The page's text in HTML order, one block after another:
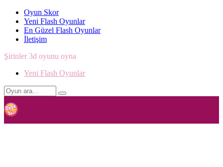
Oyun Skor
Yeni Flash Oyunlar
En Güzel Flash Oyunlar
İletişim
Şirinler 3d oyunu oyna
Yeni Flash Oyunlar